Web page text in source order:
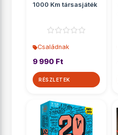
1000 Km társasjáték
Családnak
9 990 Ft
RÉSZLETEK